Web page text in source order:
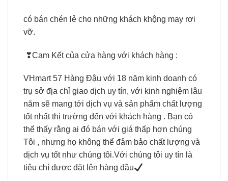
có bán chén lẻ cho những khách khộng may rơi
vỡ.
❣Cam Kết của cửa hàng với khách hàng :
VHmart 57 Hàng Đậu với 18 năm kinh doanh có
trụ sở địa chỉ giao dịch uy tín, với kinh nghiệm lâu
năm sẽ mang tới dịch vụ và sản phẩm chất lượng
tốt nhất thị trường đến với khách hàng . Bạn có
thể thấy rằng ai đó bán với giá thấp hơn chúng
Tôi , nhưng họ không thể đảm bảo chất lượng và
dịch vụ tốt như chúng tôi.Với chúng tôi uy tín là
tiêu chí được đặt lên hàng đầu